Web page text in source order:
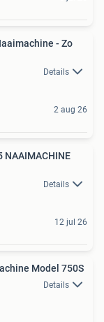
- Zo
Details
2 aug 26
NAAIMACHINE
Details
12 jul 26
Model 750S
Details